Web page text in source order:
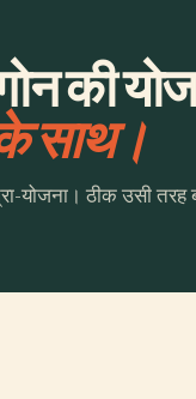
की
साथ।
योजना। ठीक उसी